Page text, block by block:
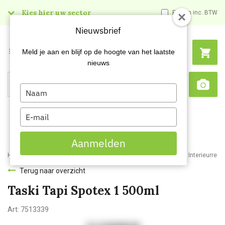
Kies hier uw sector Prijzen inc. BTW
Search
Menu
Home Webshop Schoonmaakartikelen Reinigingsmiddelen
Terug naar overzicht
Taski Tapi Spotex 1 500ml
Art: 7513339
Nieuwsbrief
Meld je aan en blijf op de hoogte van het laatste
nieuws
Type
your
name
Type
your
email
Aanmelden